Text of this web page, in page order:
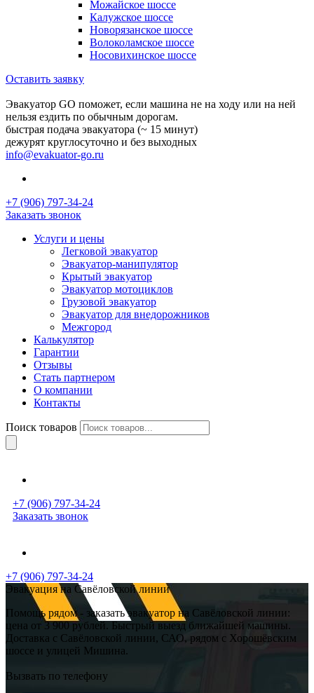
Можайское шоссе
Калужское шоссе
Новорязанское шоссе
Волоколамское шоссе
Носовихинское шоссе
Оставить заявку
Эвакуатор GO поможет, если машина не на ходу или на ней
нельзя ездить по обычным дорогам.
быстрая подача эвакуатора (~ 15 минут)
дежурят круглосуточно и без выходных
info@evakuator-go.ru
+7 (906) 797-34-24
Заказать звонок
Услуги и цены
Легковой эвакуатор
Эвакуатор-манипулятор
Крытый эвакуатор
Эвакуатор мотоциклов
Грузовой эвакуатор
Эвакуатор для внедорожников
Межгород
Калькулятор
Гарантии
Отзывы
Стать партнером
О компании
Контакты
Поиск товаров
+7 (906) 797-34-24
Заказать звонок
+7 (906) 797-34-24
Эвакуация на Савёловской линии
Помощь рядом - заказать эвакуатор на Савёловской линии:
цена от 3 900 рублей. Быстрый выезд ближайшей машины.
Доставка с Савёловской линии, САО, рядом с Хорошёвским
шоссе и улицей Мишина.
Вызвать по телефону